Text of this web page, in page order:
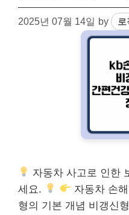
2025년 07월 14일 by
자동차 사고로 인한
세요.
자동차 손
형의 기본 개념 비갱신